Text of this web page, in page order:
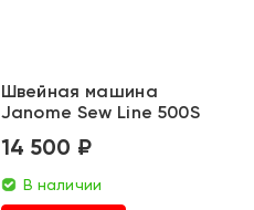
Швейная машина
Janome Sew Line 500S
14 500 ₽
В наличии